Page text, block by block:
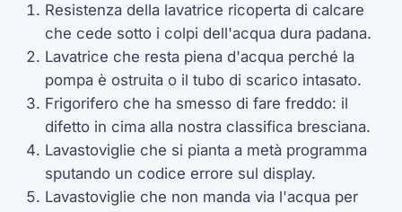
Resistenza della lavatrice ricoperta di calcare
che cede sotto i colpi dell'acqua dura padana.
Lavatrice che resta piena d'acqua perché la
pompa è ostruita o il tubo di scarico intasato.
Frigorifero che ha smesso di fare freddo: il
difetto in cima alla nostra classifica bresciana.
Lavastoviglie che si pianta a metà programma
sputando un codice errore sul display.
Lavastoviglie che non manda via l'acqua per